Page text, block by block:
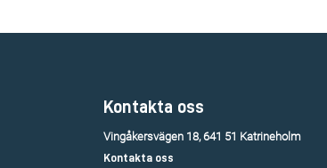
Kontakta oss
Vingåkersvägen 18, 641 51 Katrineholm
Kontakta oss